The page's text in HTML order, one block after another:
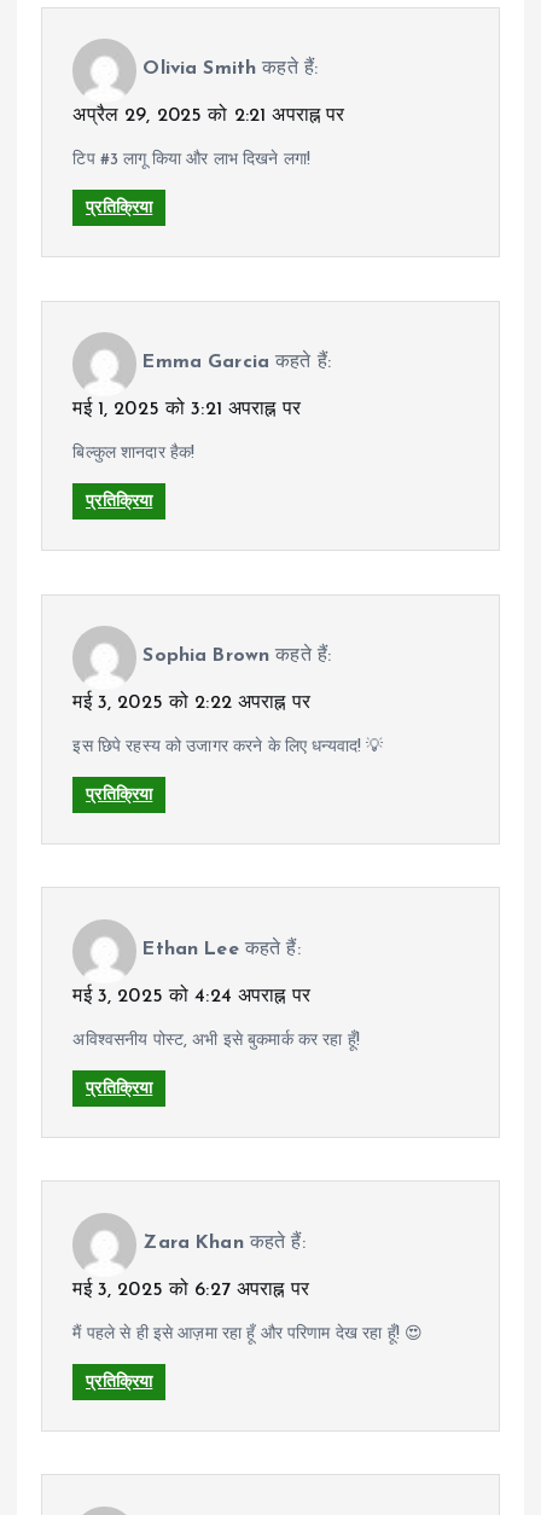
Olivia Smith कहते हैं:
अप्रैल 29, 2025 को 2:21 अपराह्न पर
टिप #3 लागू किया और लाभ दिखने लगा!
प्रतिक्रिया
Emma Garcia कहते हैं:
मई 1, 2025 को 3:21 अपराह्न पर
बिल्कुल शानदार हैक!
प्रतिक्रिया
Sophia Brown कहते हैं:
मई 3, 2025 को 2:22 अपराह्न पर
इस छिपे रहस्य को उजागर करने के लिए धन्यवाद! 💡
प्रतिक्रिया
Ethan Lee कहते हैं:
मई 3, 2025 को 4:24 अपराह्न पर
अविश्वसनीय पोस्ट, अभी इसे बुकमार्क कर रहा हूँ!
प्रतिक्रिया
Zara Khan कहते हैं:
मई 3, 2025 को 6:27 अपराह्न पर
मैं पहले से ही इसे आज़मा रहा हूँ और परिणाम देख रहा हूँ! 😍
प्रतिक्रिया